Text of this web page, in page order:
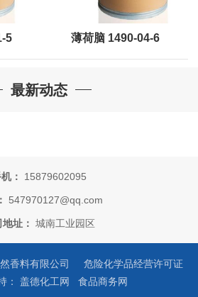
5 薄荷脑 1490-04-6
最新动态
： 15879602095
547970127@qq.com
址： 城南工业园区
然香料有限公司 危险化学品经营许可证
： 盖德化工网 食品商务网